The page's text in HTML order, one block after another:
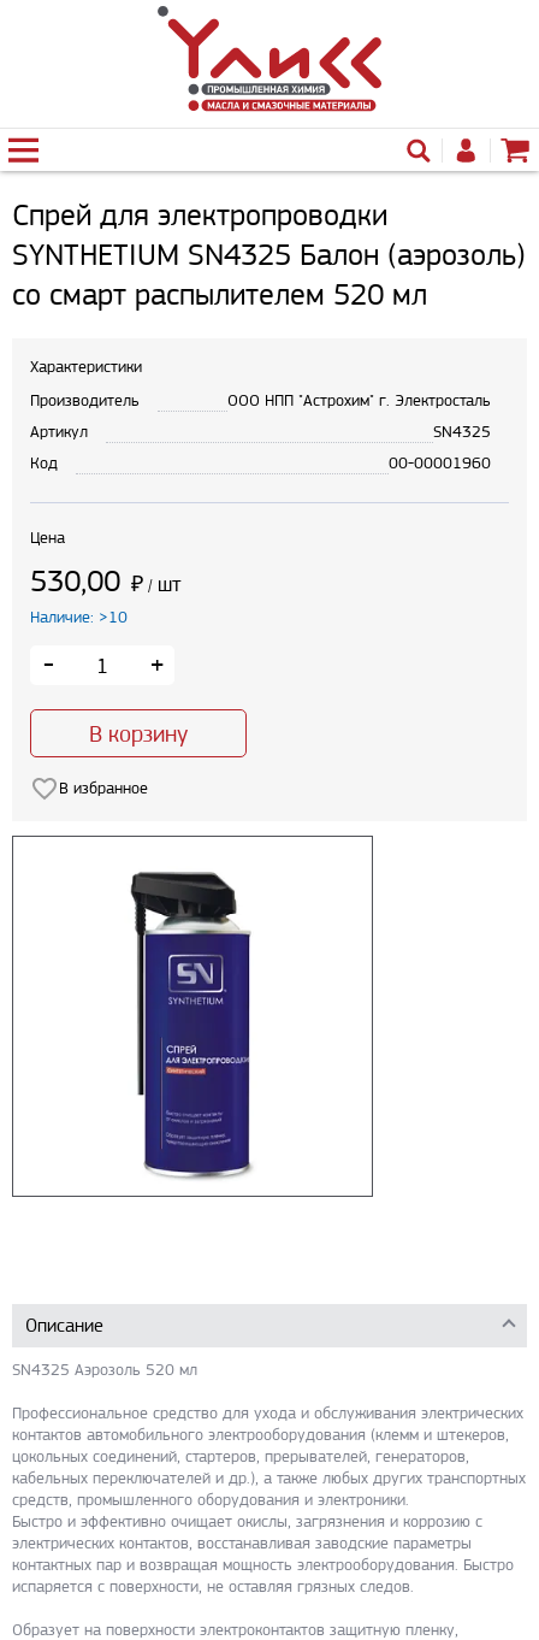
Спрей для электропроводки
SYNTHETIUM SN4325 Балон (аэрозоль)
со смарт распылителем 520 мл
Характеристики
Производитель
ООО НПП "Астрохим" г. Электросталь
Артикул
SN4325
Код
00-00001960
Цена
530,00 ₽ / шт
Наличие: >10
- +
В корзину
В избранное
Описание
SN4325 Aэрозоль 520 мл
Профессиональное средство для ухода и обслуживания электрических
контактов автомобильного электрооборудования (клемм и штекеров,
цокольных соединений, стартеров, прерывателей, генераторов,
кабельных переключателей и др.), а также любых других транспортных
средств, промышленного оборудования и электроники.
Быстро и эффективно очищает окислы, загрязнения и коррозию с
электрических контактов, восстанавливая заводские параметры
контактных пар и возвращая мощность электрооборудования. Быстро
испаряется с поверхности, не оставляя грязных следов.
Образует на поверхности электроконтактов защитную пленку,